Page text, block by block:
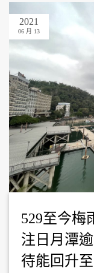
2021
06 月 13
529至今梅
注日月潭
待能回升